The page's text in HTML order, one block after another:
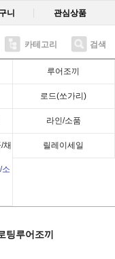
니 관심상품
카테고리 검색
루어조끼
로드(쏘가리)
라인/소품
채
소
릴레이세일
Recent
팅루어조끼